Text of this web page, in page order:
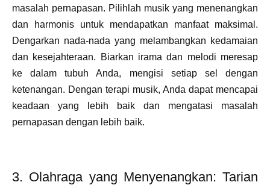
masalah pernapasan. Pilihlah musik yang menenangkan
dan harmonis untuk mendapatkan manfaat maksimal.
Dengarkan nada-nada yang melambangkan kedamaian
dan kesejahteraan. Biarkan irama dan melodi meresap
ke dalam tubuh Anda, mengisi setiap sel dengan
ketenangan. Dengan terapi musik, Anda dapat mencapai
keadaan yang lebih baik dan mengatasi masalah
pernapasan dengan lebih baik.
3. Olahraga yang Menyenangkan: Tarian